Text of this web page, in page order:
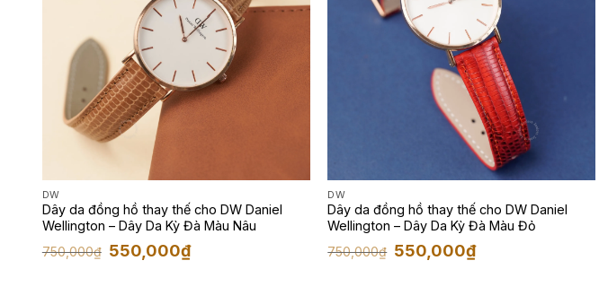
DW
Dây da đồng hồ thay thế cho DW Daniel
Wellington – Dây Da Kỳ Đà Màu Nâu
750,000₫ Giá
gốc
550,000₫Giá
hiện
DW
Dây da đồng hồ thay thế cho DW Daniel
Wellington – Dây Da Kỳ Đà Màu Đỏ
750,000₫ Giá
gốc
550,000₫Giá
hiện